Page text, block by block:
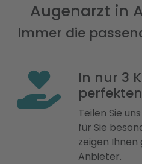
Augenarzt in
Immer die
In nur 3
Teilen Sie
für Sie
zeigen
Anbieter.